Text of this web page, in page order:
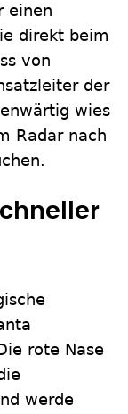
einen
direkt beim
von
der
wies
Radar nach
rote Nase
werde